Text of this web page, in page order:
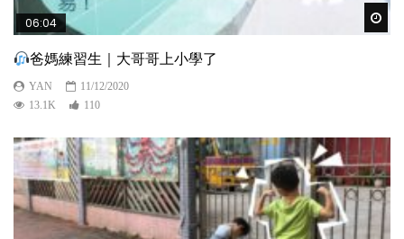
06:04
爸媽練習生｜大哥哥上小學了
YAN
11/12/2020
13.1K
110